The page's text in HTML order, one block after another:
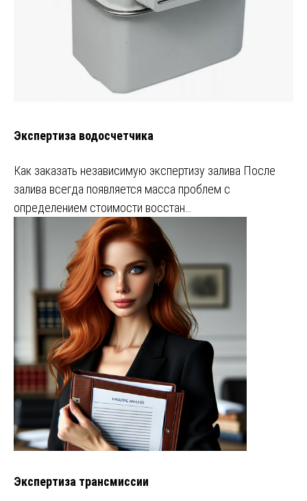
Экспертиза водосчетчика
Как заказать независимую экспертизу залива После
залива всегда появляется масса проблем с
определением стоимости восстан…
Экспертиза трансмиссии